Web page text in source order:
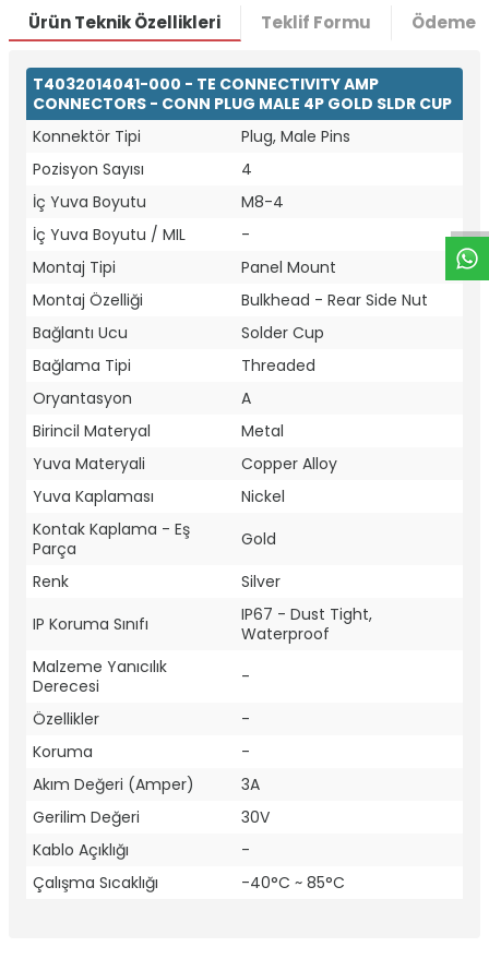
Ürün Teknik Özellikleri Teklif Formu Ödeme
T4032014041-000 - TE CONNECTIVITY AMP
CONNECTORS - CONN PLUG MALE 4P GOLD SLDR CUP
Konnektör Tipi
Plug, Male Pins
Pozisyon Sayısı
4
İç Yuva Boyutu
M8-4
İç Yuva Boyutu / MIL
-
Montaj Tipi
Panel Mount
Montaj Özelliği
Bulkhead - Rear Side Nut
Bağlantı Ucu
Solder Cup
Bağlama Tipi
Threaded
Oryantasyon
A
Birincil Materyal
Metal
Yuva Materyali
Copper Alloy
Yuva Kaplaması
Nickel
Kontak Kaplama - Eş
Parça
Gold
Renk
Silver
IP Koruma Sınıfı
IP67 - Dust Tight,
Waterproof
Malzeme Yanıcılık
Derecesi
-
Özellikler
-
Koruma
-
Akım Değeri (Amper)
3A
Gerilim Değeri
30V
Kablo Açıklığı
-
Çalışma Sıcaklığı
-40°C ~ 85°C